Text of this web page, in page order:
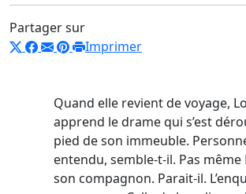
Partager sur
Imprimer
Quand elle revient de voyage,
apprend le drame qui s’est
pied de son immeuble.
entendu, semble-t-il. Pas même
son compagnon. Parait-il.